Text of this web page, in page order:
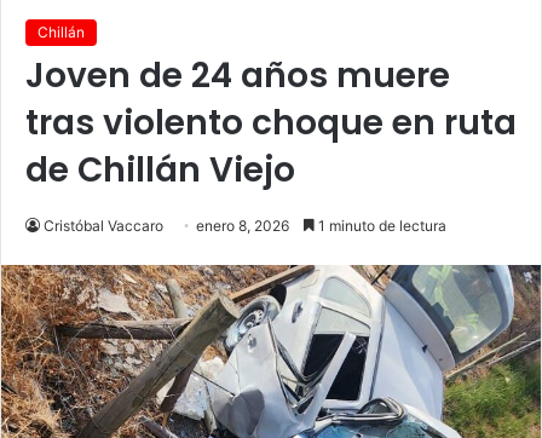
Chillán
Joven de 24 años muere
tras violento choque en ruta
de Chillán Viejo
Cristóbal Vaccaro enero 8, 2026 1 minuto de lectura